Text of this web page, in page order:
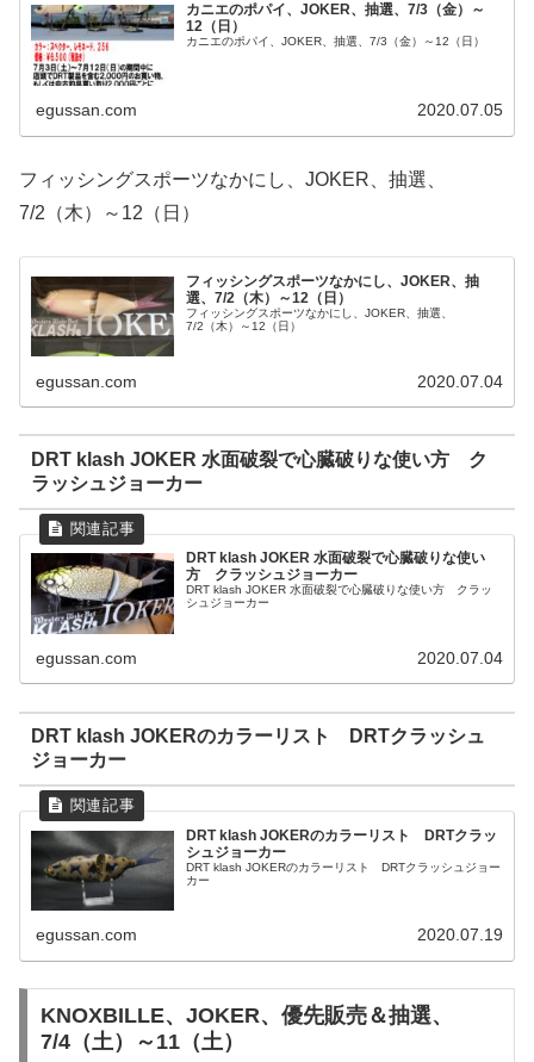
カニエのポパイ、JOKER、抽選、7/3（金）～
12（日）
カニエのポパイ、JOKER、抽選、7/3（金）～12（日）
egussan.com 2020.07.05
フィッシングスポーツなかにし、JOKER、抽選、
7/2（木）～12（日）
フィッシングスポーツなかにし、JOKER、抽
選、7/2（木）～12（日）
フィッシングスポーツなかにし、JOKER、抽選、
7/2（木）～12（日）
egussan.com 2020.07.04
DRT klash JOKER 水面破裂で心臓破りな使い方 ク
ラッシュジョーカー
DRT klash JOKER 水面破裂で心臓破りな使い
方 クラッシュジョーカー
DRT klash JOKER 水面破裂で心臓破りな使い方 クラッ
シュジョーカー
egussan.com 2020.07.04
DRT klash JOKERのカラーリスト DRTクラッシュ
ジョーカー
DRT klash JOKERのカラーリスト DRTクラッ
シュジョーカー
DRT klash JOKERのカラーリスト DRTクラッシュジョー
カー
egussan.com 2020.07.19
KNOXBILLE、JOKER、優先販売＆抽選、
7/4（土）～11（土）